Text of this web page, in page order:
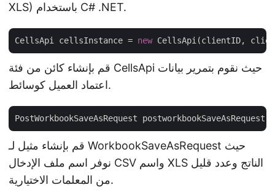
XLS) باستخدام C# .NET.
CellsApi cellsInstance = new
قم بإنشاء كائن من فئة CellsApi حيث نقوم بتمرير بيانات
اعتماد العميل كوسائط.
PostWorkbookSaveAsRequest postworkbookSaveAsRequest
قم بإنشاء مثيل لـ WorkbookSaveAsRequest حيث
نوفر اسم ملف الإدخال CSV واسم XLS الناتج وعدد قليل
من المعلمات الاختيارية.